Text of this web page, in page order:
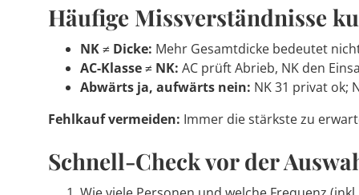
Häufige Missverständnisse
NK ≠ Dicke: Mehr Gesamtdicke bedeutet
AC-Klasse ≠ NK: AC prüft Abrieb, NK den
Abwärts ja, aufwärts nein: NK 31 privat ok;
Fehlkauf vermeiden: Immer die stärkste zu
Schnell-Check vor der